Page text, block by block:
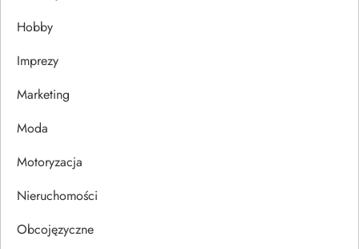
a
w
p
i
s
u
Hobby
Imprezy
Marketing
Moda
Motoryzacja
Nieruchomości
Obcojęzyczne